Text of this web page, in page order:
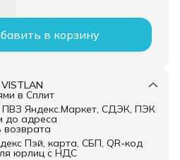
в корзину
в Сплит
Яндекс.Маркет, СДЭК, ПЭК
до адреса
возврата
Пэй, карта, СБП, QR-код
юрлиц с НДС